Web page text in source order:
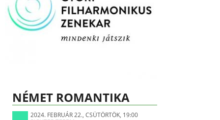
NÉMET ROMANTIKA
2024. FEBRUÁR 22., CSÜTÖRTÖK, 19:00